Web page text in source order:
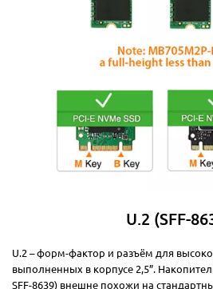
U.2 (SFF-
U.2 – форм-фактор и разъём для
выполненных в корпусе 2,5”.
SFF-8639) внешне похожи на